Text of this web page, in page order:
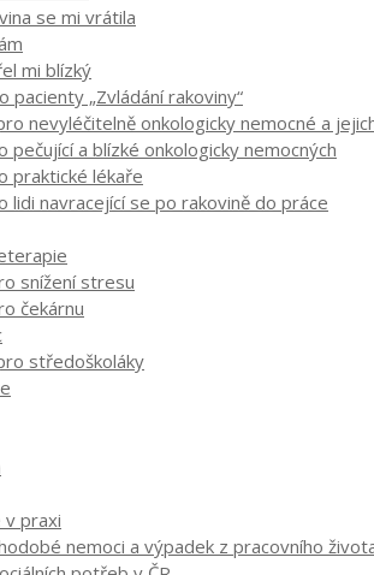
se mi vrátila
mi blízký
pacienty „Zvládání rakoviny“
nevyléčitelně onkologicky nemocné a
pečující a blízké onkologicky nemocných
praktické lékaře
lidi navracející se po rakovině do práce
snížení stresu
čekárnu
středoškoláky
v praxi
nemoci a výpadek z pracovního